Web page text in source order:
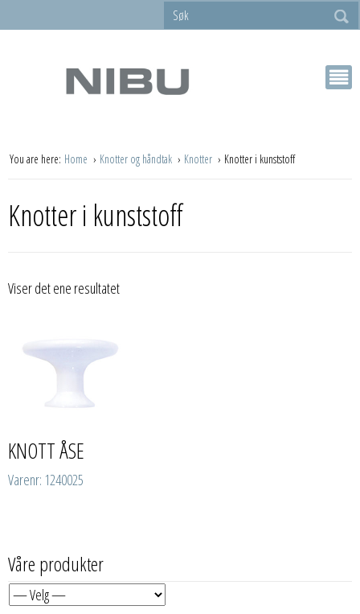
You are here: Home Knotter og håndtak Knotter Knotter i kunststoff
Knotter i kunststoff
Viser det ene resultatet
KNOTT ÅSE
Varenr: 1240025
Våre produkter